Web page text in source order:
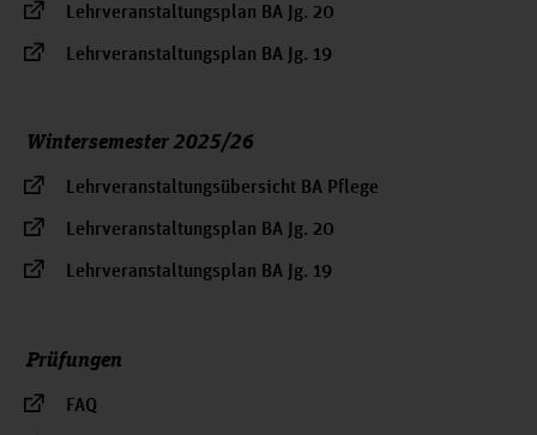
Lehrveranstaltungsplan BA Jg. 20
Lehrveranstaltungsplan BA Jg. 19
Wintersemester 2025/26
Lehrveranstaltungsübersicht BA Pflege
Lehrveranstaltungsplan BA Jg. 20
Lehrveranstaltungsplan BA Jg. 19
Prüfungen
FAQ